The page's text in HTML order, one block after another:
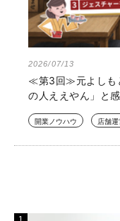
2026/07/13
≪第3回≫元よしも
の人ええやん」と
開業ノウハウ 店舗運